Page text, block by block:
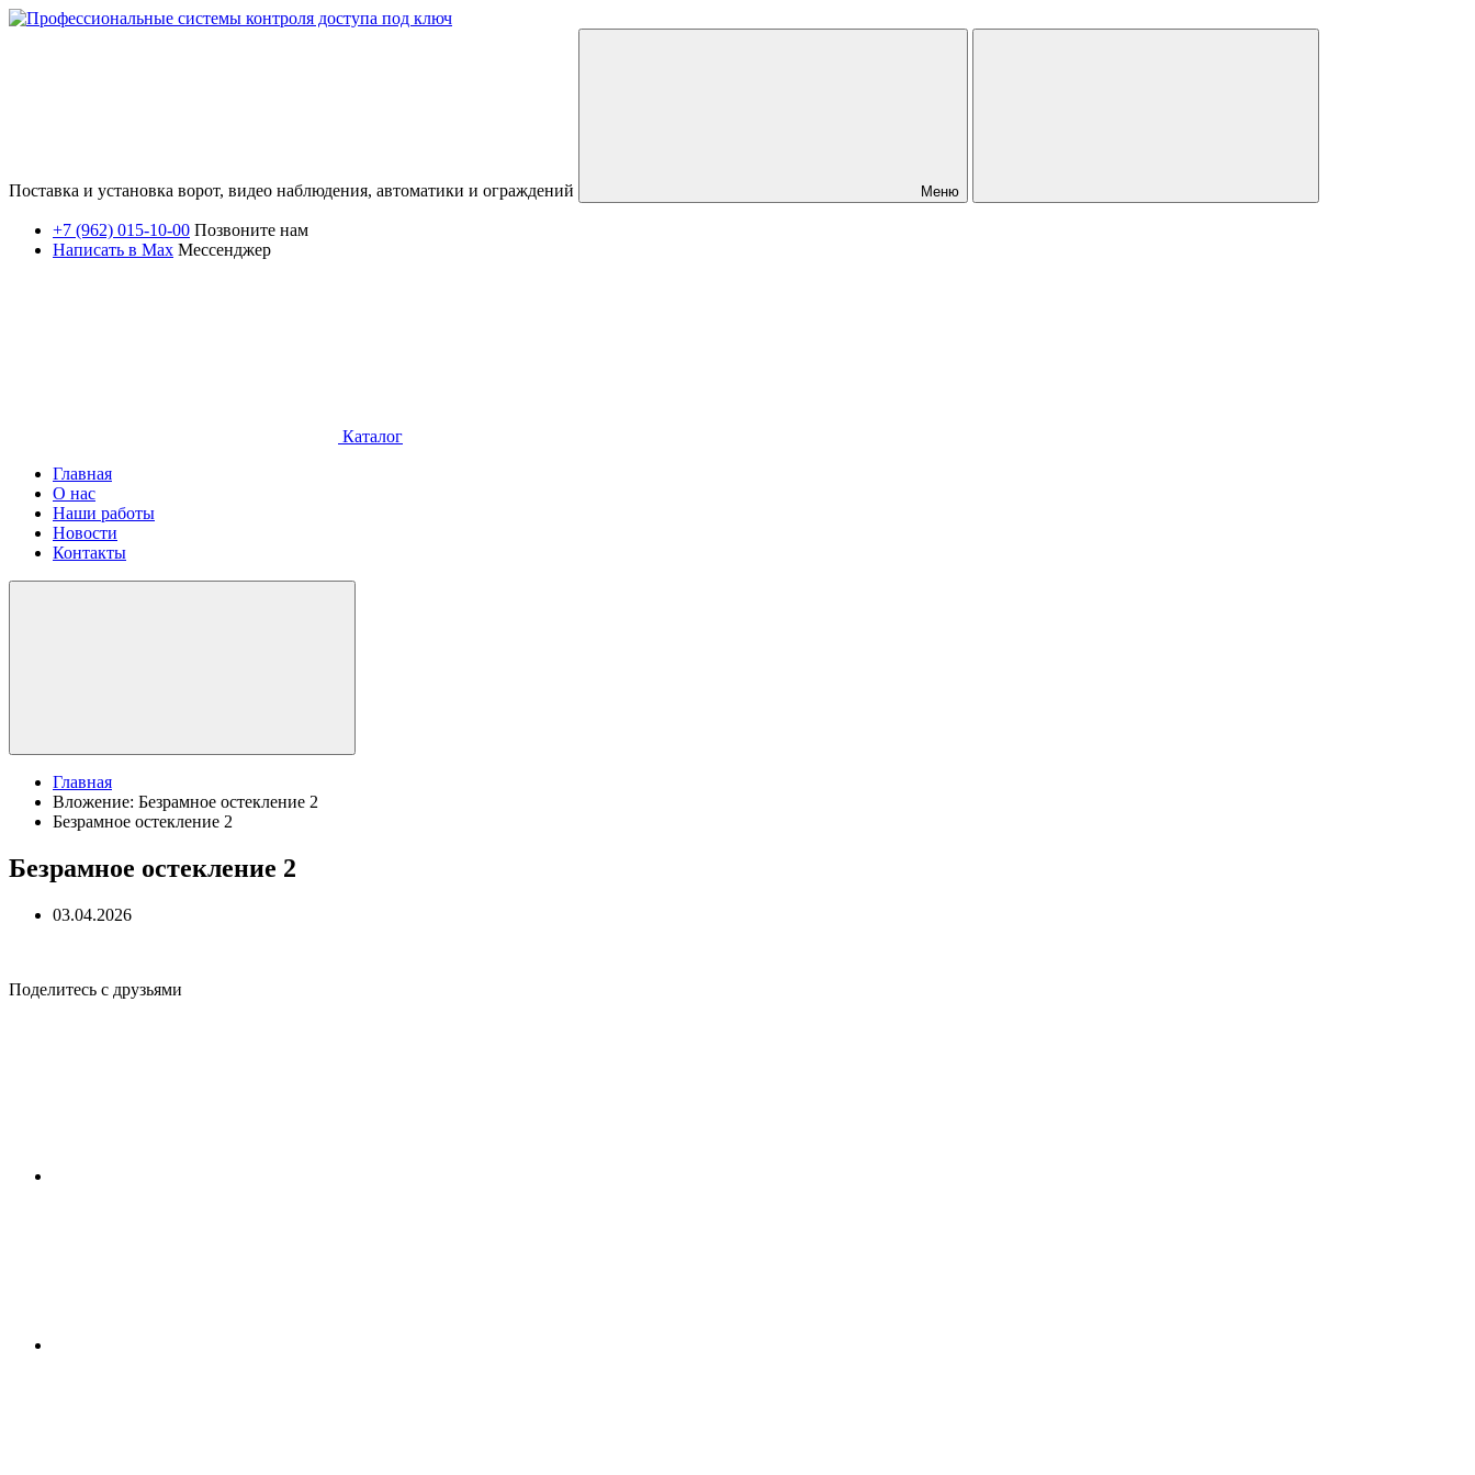
Поставка и установка ворот, видео наблюдения, автоматики и ограждений Меню
+7 (962) 015-10-00 Позвоните нам
Написать в Max Мессенджер
Каталог
Главная
О нас
Наши работы
Новости
Контакты
Главная
Вложение: Безрамное остекление 2
Безрамное остекление 2
Безрамное остекление 2
03.04.2026
Поделитесь с друзьями